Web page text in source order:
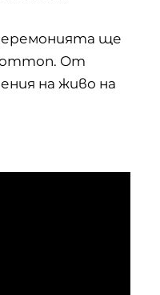
ще
От
на живо на